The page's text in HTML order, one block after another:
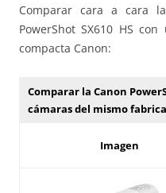
Comparar cara a cara
PowerShot SX610 HS
compacta Canon:
Comparar la Canon
cámaras del mismo
Imagen